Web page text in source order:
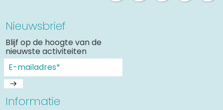
Nieuwsbrief
Blijf op de hoogte van de
nieuwste activiteiten
Informatie